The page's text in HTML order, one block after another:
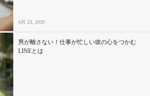
4月 23, 2020
男が離さない！仕事が忙しい彼の心をつかむ
LINEとは